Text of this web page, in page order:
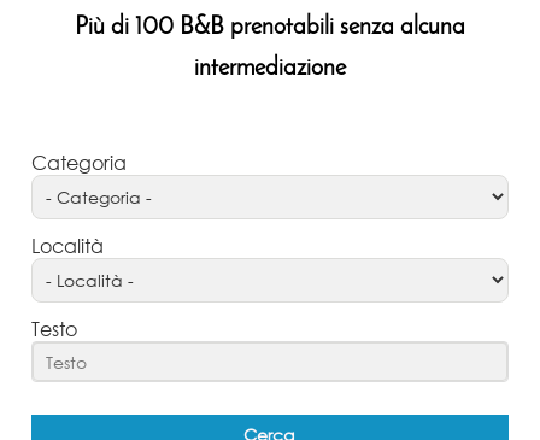
Più di 100 B&B prenotabili senza alcuna
intermediazione
Categoria
Località
Testo